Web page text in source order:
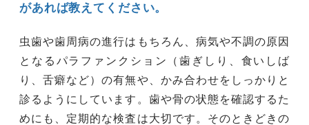
があれば教えてください。
虫歯や歯周病の進行はもちろん、病気や不調の原因
となるパラファンクション（歯ぎしり、食いしば
り、舌癖など）の有無や、かみ合わせをしっかりと
診るようにしています。歯や骨の状態を確認するた
めにも、定期的な検査は大切です。そのときどきの